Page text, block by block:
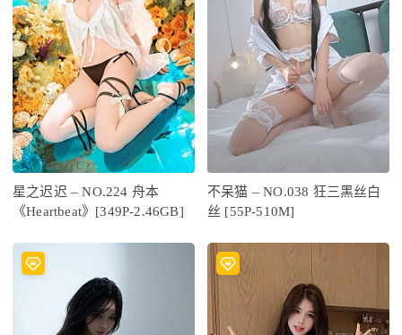
星之迟迟 – NO.224 舟本
《Heartbeat》[349P-2.46GB]
不呆猫 – NO.038 狂三黑丝白
丝 [55P-510M]